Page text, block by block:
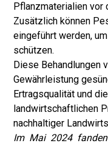
Pflanzmaterialien vor
Zusätzlich können
eingeführt werden,
schützen.
Diese Behandlungen
Gewährleistung
Ertragsqualität und
landwirtschaftlichen
nachhaltiger
Im Mai 2024